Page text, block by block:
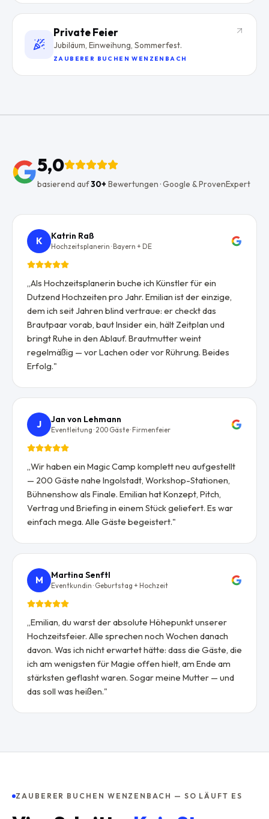
Private Feier
Jubiläum, Einweihung, Sommerfest.
ZAUBERER BUCHEN WENZENBACH
5,0
basierend auf30+ Bewertungen · Google & ProvenExpert
K Katrin Raß
Hochzeitsplanerin · Bayern + DE
„Als Hochzeitsplanerin buche ich Künstler für ein
Dutzend Hochzeiten pro Jahr. Emilian ist der einzige,
dem ich seit Jahren blind vertraue: er checkt das
Brautpaar vorab, baut Insider ein, hält Zeitplan und
bringt Ruhe in den Ablauf. Brautmutter weint
regelmäßig — vor Lachen oder vor Rührung. Beides
Erfolg."
J Jan von Lehmann
Eventleitung · 200 Gäste · Firmenfeier
„Wir haben ein Magic Camp komplett neu aufgestellt
— 200 Gäste nahe Ingolstadt, Workshop-Stationen,
Bühnenshow als Finale. Emilian hat Konzept, Pitch,
Vertrag und Briefing in einem Stück geliefert. Es war
einfach mega. Alle Gäste begeistert."
M Martina Senftl
Eventkundin · Geburtstag + Hochzeit
„Emilian, du warst der absolute Höhepunkt unserer
Hochzeitsfeier. Alle sprechen noch Wochen danach
davon. Was ich nicht erwartet hätte: dass die Gäste, die
ich am wenigsten für Magie offen hielt, am Ende am
stärksten geflasht waren. Sogar meine Mutter — und
das soll was heißen."
ZAUBERER BUCHEN WENZENBACH — SO LÄUFT ES